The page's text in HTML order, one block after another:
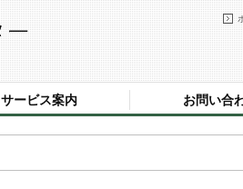
サービス案内 お問い合